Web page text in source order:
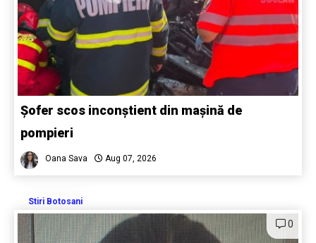
Șofer scos inconștient din mașină de
pompieri
Oana Sava Aug 07, 2026
Stiri Botosani
0